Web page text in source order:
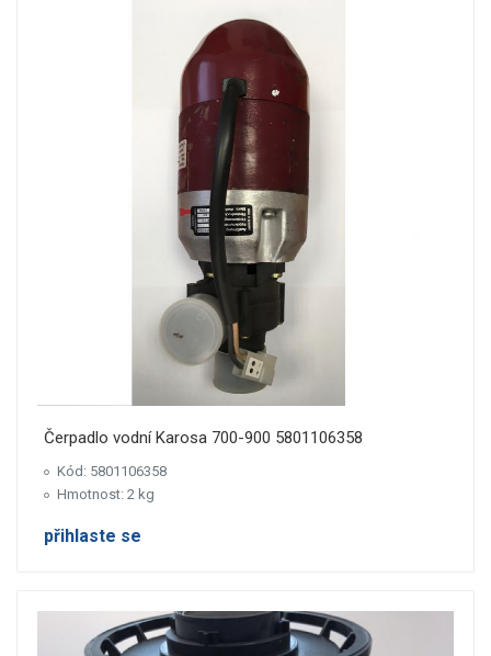
Čerpadlo vodní Karosa 700-900 5801106358
Kód: 5801106358
Hmotnost: 2 kg
přihlaste se